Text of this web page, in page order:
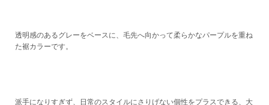
透明感のあるグレーをベースに、毛先へ向かって柔らかなパープルを重ね
た裾カラーです。
派手になりすぎず、日常のスタイルにさりげない個性をプラスできる、大